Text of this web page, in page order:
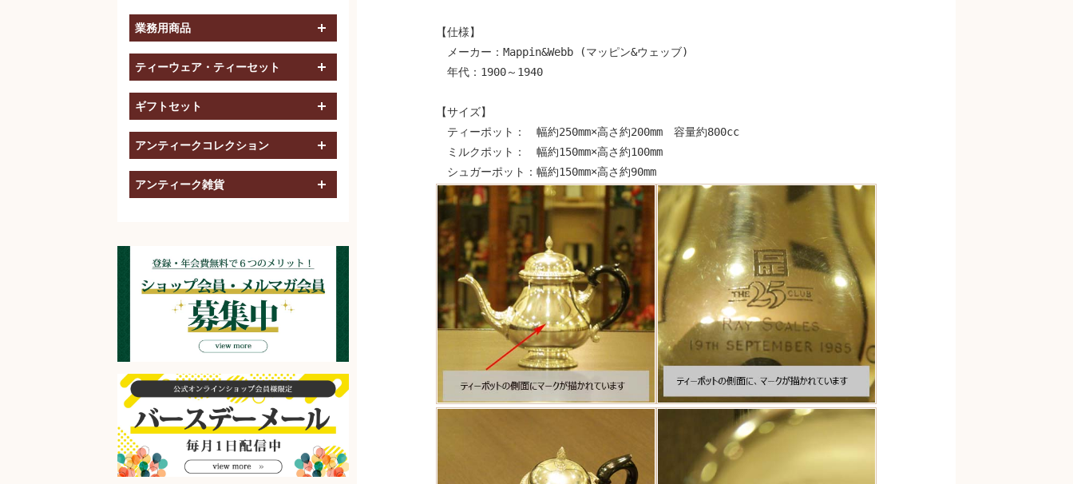
業務用商品
ティーウェア・ティーセット
ギフトセット
アンティークコレクション
アンティーク雑貨
【仕様】
メーカー：Mappin&Webb (マッピン&ウェッブ)
年代：1900～1940
【サイズ】
ティーポット： 幅約250mm×高さ約200mm 容量約800cc
ミルクポット： 幅約150mm×高さ約100mm
シュガーポット：幅約150mm×高さ約90mm